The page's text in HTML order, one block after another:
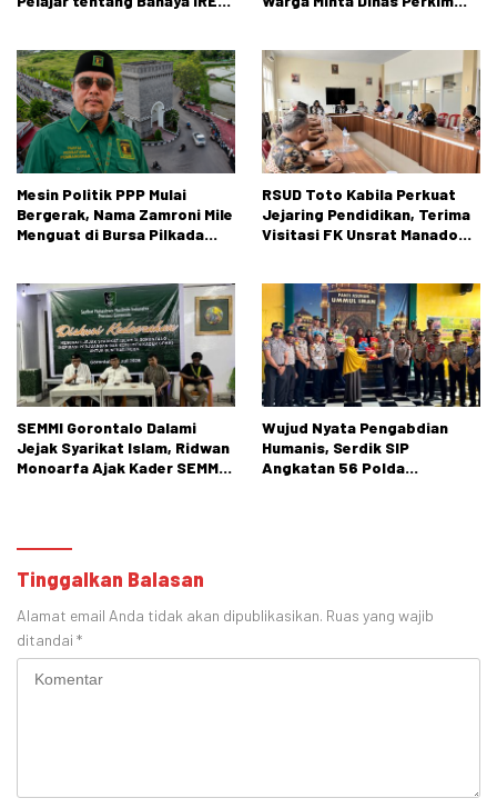
Mesin Politik PPP Mulai
Bergerak, Nama Zamroni Mile
Menguat di Bursa Pilkada
RSUD Toto Kabila Perkuat
Jejaring Pendidikan, Terima
Visitasi FK Unsrat Manado
SEMMI Gorontalo Dalami
Jejak Syarikat Islam, Ridwan
Monoarfa Ajak Kader SEMMI
Wujud Nyata Pengabdian
Humanis, Serdik SIP
Angkatan 56 Polda
Tinggalkan Balasan
Alamat email Anda tidak akan dipublikasikan. Ruas yang wajib
ditandai *